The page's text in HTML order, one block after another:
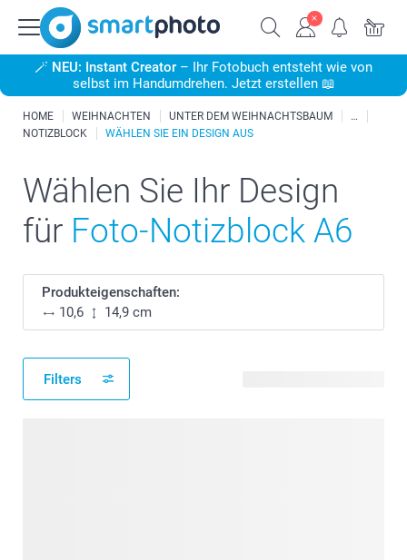
🪄 NEU: Instant Creator – Ihr Fotobuch entsteht wie von
selbst im Handumdrehen. Jetzt erstellen 📖
HOME WEIHNACHTEN
UNTER DEM WEIHNACHTSBAUM
NOTIZBLOCK
WÄHLEN SIE EIN DESIGN AUS
Wählen Sie Ihr Design
für Foto-Notizblock A6
Produkteigenschaften:
10,6
14,9 cm
Filters